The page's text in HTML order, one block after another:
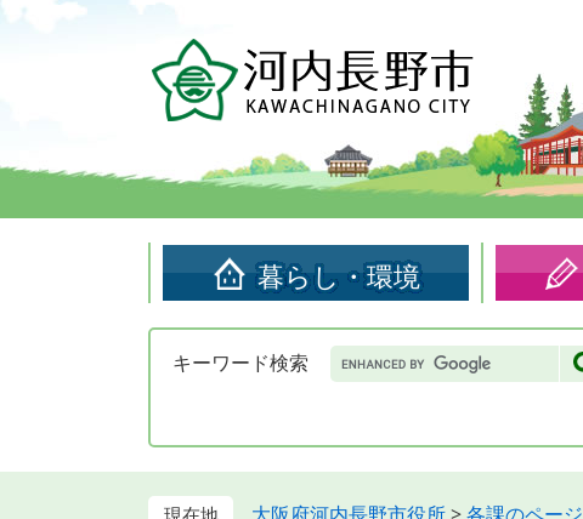
頭
す。
飛
し
暮らし・環境
キーワード検索 Google
カ
検